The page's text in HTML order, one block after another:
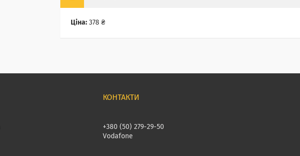
Ціна: 378 ₴
+380 (50) 279-29-50
Vodafone